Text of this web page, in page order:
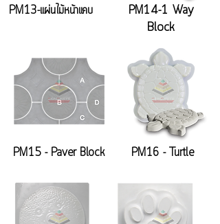
PM13-แผ่นไม้หน้าแคบ
PM15 - Paver Block
PM14-1 Way
Block
PM16 - Turtle